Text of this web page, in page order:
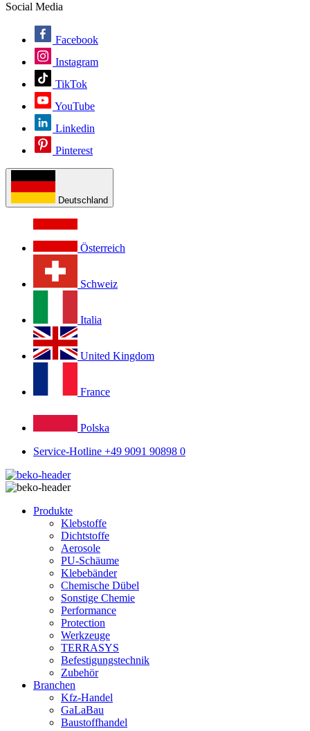
Social Media
Facebook
Instagram
TikTok
YouTube
Linkedin
Pinterest
Deutschland
Österreich
Schweiz
Italia
United Kingdom
France
Polska
Service-Hotline +49 9091 90898 0
Produkte
Klebstoffe
Dichtstoffe
Aerosole
PU-Schäume
Klebebänder
Chemische Dübel
Sonstige Chemie
Performance
Protection
Werkzeuge
TERRASYS
Befestigungstechnik
Zubehör
Branchen
Kfz-Handel
GaLaBau
Baustoffhandel